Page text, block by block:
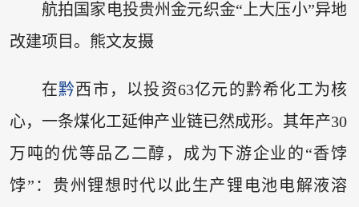
航拍国家电投贵州金元织金“上大压小”异地
改建项目。熊文友摄
在黔西市，以投资63亿元的黔希化工为核
心，一条煤化工延伸产业链已然成形。其年产30
万吨的优等品乙二醇，成为下游企业的“香饽
饽”：贵州锂想时代以此生产锂电池电解液溶